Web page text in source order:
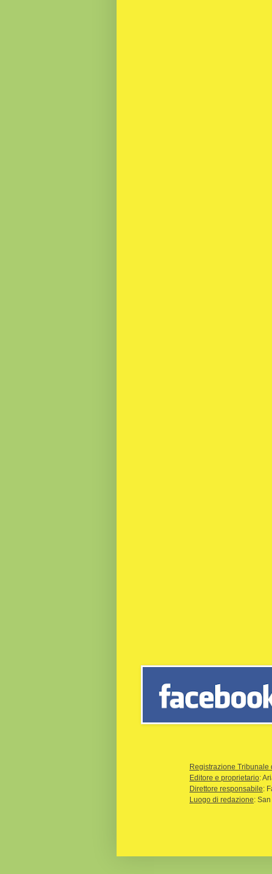
Registrazione Tribunale
Editore e proprietario:
Direttore responsabile:
Luogo di redazione: